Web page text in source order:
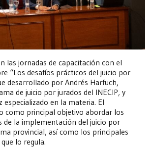
las jornadas de capacitación con el
“Los desafíos prácticos del juicio por
desarrollado por Andrés Harfuch,
de juicio por jurados del INECIP, y
especializado en la materia. El
como principal objetivo abordar los
de la implementación del juicio por
provincial, así como los principales
lo regula.